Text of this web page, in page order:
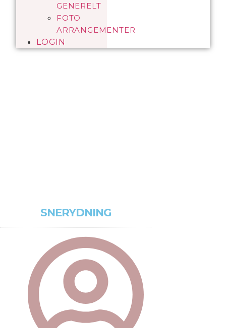
GENERELT
FOTO
ARRANGEMENTER
LOGIN
SNERYDNING